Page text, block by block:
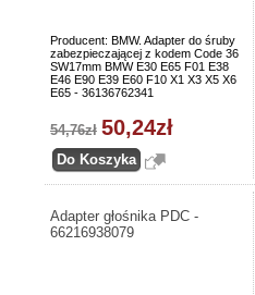
Producent: BMW. Adapter do śruby
zabezpieczającej z kodem Code 36
SW17mm BMW E30 E65 F01 E38
E46 E90 E39 E60 F10 X1 X3 X5 X6
E65 - 36136762341
54,76zł 50,24zł
Adapter głośnika PDC -
66216938079